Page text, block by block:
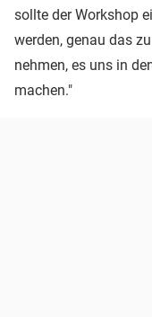
sollte der Workshop
werden, genau das
nehmen, es uns in
machen."